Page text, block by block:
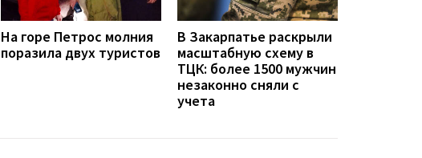
На горе Петрос молния
поразила двух туристов
В Закарпатье раскрыли
масштабную схему в
ТЦК: более 1500 мужчин
незаконно сняли с
учета